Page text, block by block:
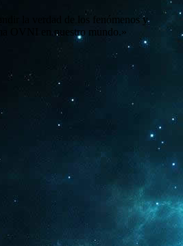
la verdad de los fenómenos y
OVNI en nuestro mundo.»